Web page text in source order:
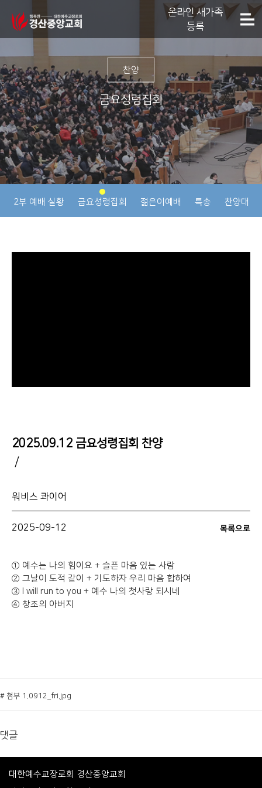
온라인 새가족
등록
찬양
금요성령집회
2부 예배 실황 금요성령집회 젊은이예배 특송 찬양대
2025.09.12 금요성령집회 찬양
/
워비스 콰이어
2025-09-12 목록으로
① 예수는 나의 힘이요 + 슬픈 마음 있는 사람
② 그날이 도적 같이 + 기도하자 우리 마음 합하여
③ I will run to you + 예수 나의 첫사랑 되시네
④ 창조의 아버지
# 첨부 1.0912_fri.jpg
댓글
대한예수교장로회 경산중앙교회